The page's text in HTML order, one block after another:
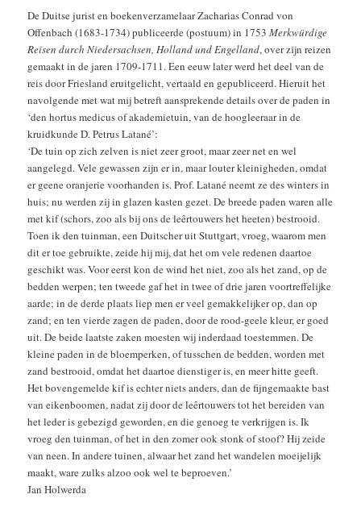
De Duitse jurist en boekenverzamelaar Zacharias Conrad von
Offenbach (1683-1734) publiceerde (postuum) in 1753Merkwürdige
Reisen durch Niedersachsen, Holland und Engelland, over zijn reizen
gemaakt in de jaren 1709-1711. Een eeuw later werd het deel van de
reis door Friesland eruitgelicht, vertaald en gepubliceerd. Hieruit het
navolgende met wat mij betreft aansprekende details over de paden in
‘den hortus medicus of akademietuin, van de hoogleeraar in de
kruidkunde D. Petrus Latané’:
‘De tuin op zich zelven is niet zeer groot, maar zeer net en wel
aangelegd. Vele gewassen zijn er in, maar louter kleinigheden, omdat
er geene oranjerie voorhanden is. Prof. Latané neemt ze des winters in
huis; nu werden zij in glazen kasten gezet. De breede paden waren alle
met kif (schors, zoo als bij ons de leêrtouwers het heeten) bestrooid.
Toen ik den tuinman, een Duitscher uit Stuttgart, vroeg, waarom men
dit er toe gebruikte, zeide hij mij, dat het om vele redenen daartoe
geschikt was. Voor eerst kon de wind het niet, zoo als het zand, op de
bedden werpen; ten tweede gaf het in twee of drie jaren voortreffelijke
aarde; in de derde plaats liep men er veel gemakkelijker op, dan op
zand; en ten vierde zagen de paden, door de rood-geele kleur, er goed
uit. De beide laatste zaken moesten wij inderdaad toestemmen. De
kleine paden in de bloemperken, of tusschen de bedden, worden met
zand bestrooid, omdat het daartoe dienstiger is, en meer hitte geeft.
Het bovengemelde kif is echter niets anders, dan de ﬁjngemaakte bast
van eikenboomen, nadat zij door de leêrtouwers tot het bereiden van
het leder is gebezigd geworden, en die genoeg te verkrijgen is. Ik
vroeg den tuinman, of het in den zomer ook stonk of stoof? Hij zeide
van neen. In andere tuinen, alwaar het zand het wandelen moeijelijk
maakt, ware zulks alzoo ook wel te beproeven.’
Jan Holwerda